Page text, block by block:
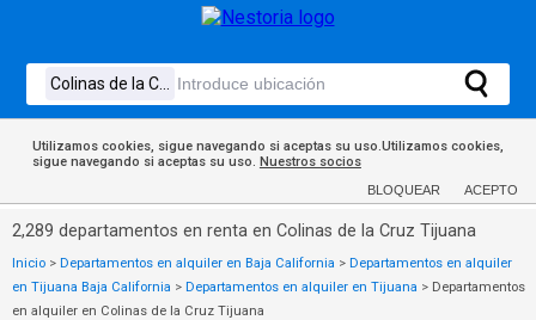
Utilizamos cookies, sigue navegando si aceptas su uso.Utilizamos cookies,
sigue navegando si aceptas su uso. Nuestros socios
BLOQUEAR ACEPTO
2,289 departamentos en renta en Colinas de la Cruz Tijuana
Inicio > Departamentos en alquiler en Baja California > Departamentos en alquiler
en Tijuana Baja California > Departamentos en alquiler en Tijuana > Departamentos
en alquiler en Colinas de la Cruz Tijuana